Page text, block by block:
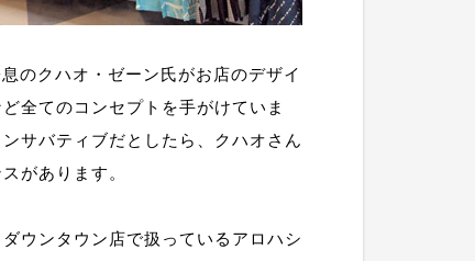
のクハオ・ゼーン氏がお店のデザイ
全てのコンセプトを手がけていま
サバティブだとしたら、クハオさん
があります。
ウンタウン店で扱っているアロハシ